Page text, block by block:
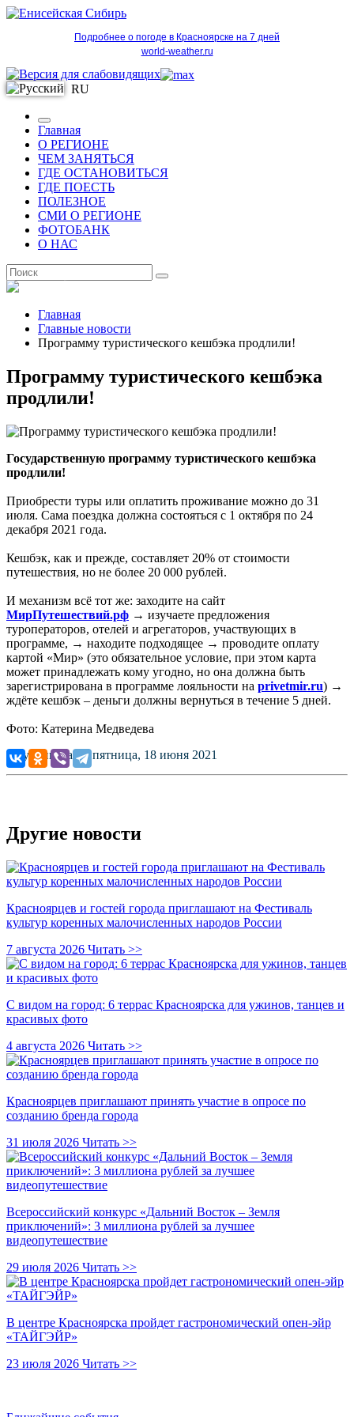
Подробнее о погоде в Красноярске на 7 дней
world-weather.ru
RU
Главная
О РЕГИОНЕ
ЧЕМ ЗАНЯТЬСЯ
ГДЕ ОСТАНОВИТЬСЯ
ГДЕ ПОЕСТЬ
ПОЛЕЗНОЕ
СМИ О РЕГИОНЕ
ФОТОБАНК
О НАС
Главная
Главные новости
Программу туристического кешбэка продлили!
Программу туристического кешбэка
продлили!
Государственную программу туристического кешбэка
продлили!
Приобрести туры или оплатить проживание можно до 31
июля. Сама поездка должна состояться с 1 октября по 24
декабря 2021 года.
Кешбэк, как и прежде, составляет 20% от стоимости
путешествия, но не более 20 000 рублей.
И механизм всё тот же: заходите на сайт
МирПутешествий.рф → изучаете предложения
туроператоров, отелей и агрегаторов, участвующих в
программе, → находите подходящее → проводите оплату
картой «Мир» (это обязательное условие, при этом карта
может принадлежать кому угодно, но она должна быть
зарегистрирована в программе лояльности на privetmir.ru) →
ждёте кешбэк – деньги должны вернуться в течение 5 дней.
Фото: Катерина Медведева
Опубликовано: пятница, 18 июня 2021
Другие новости
Красноярцев и гостей города приглашают на Фестиваль
культур коренных малочисленных народов России
7 августа 2026 Читать >>
С видом на город: 6 террас Красноярска для ужинов, танцев и
красивых фото
4 августа 2026 Читать >>
Красноярцев приглашают принять участие в опросе по
созданию бренда города
31 июля 2026 Читать >>
Всероссийский конкурс «Дальний Восток – Земля
приключений»: 3 миллиона рублей за лучшее
видеопутешествие
29 июля 2026 Читать >>
В центре Красноярска пройдет гастрономический опен-эйр
«ТАЙГЭЙР»
23 июля 2026 Читать >>